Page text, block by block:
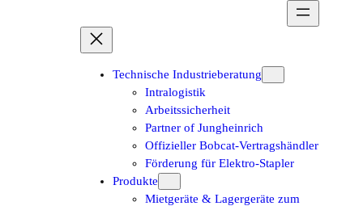
Technische Industrieberatung
Intralogistik
Arbeitssicherheit
Partner of Jungheinrich
Offizieller Bobcat-Vertragshändler
Förderung für Elektro-Stapler
Produkte
Mietgeräte & Lagergeräte zum